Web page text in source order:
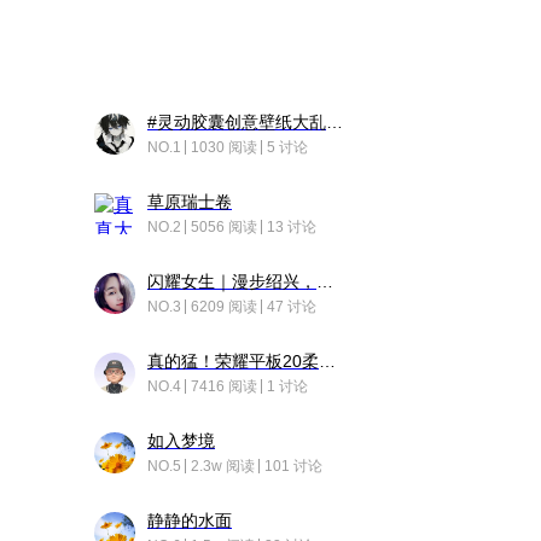
NO.1 1030 阅读 5 讨论
草原瑞士卷
NO.2 5056 阅读 13 讨论
NO.3 6209 阅读 47 讨论
NO.4 7416 阅读 1 讨论
如入梦境
NO.5 2.3w 阅读 101 讨论
静静的水面